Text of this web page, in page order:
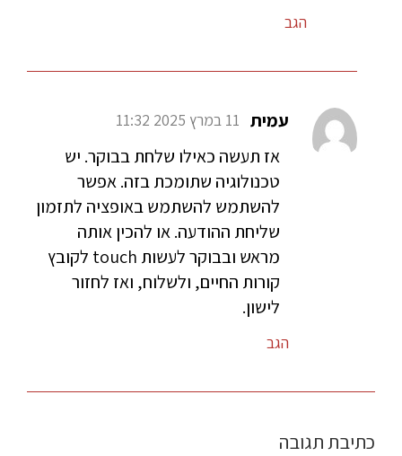
הגב
עמית 11 במרץ 2025 11:32
אז תעשה כאילו שלחת בבוקר. יש
טכנולוגיה שתומכת בזה. אפשר
להשתמש להשתמש באופציה לתזמון
שליחת ההודעה. או להכין אותה
מראש ובבוקר לעשות touch לקובץ
קורות החיים, ולשלוח, ואז לחזור
לישון.
הגב
כתיבת תגובה